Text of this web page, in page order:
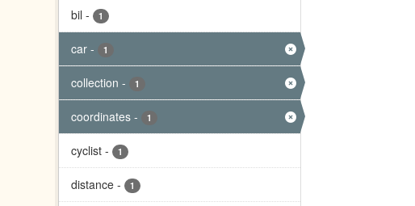
bil - 1
car - 1
collection - 1
coordinates - 1
cyclist - 1
distance - 1